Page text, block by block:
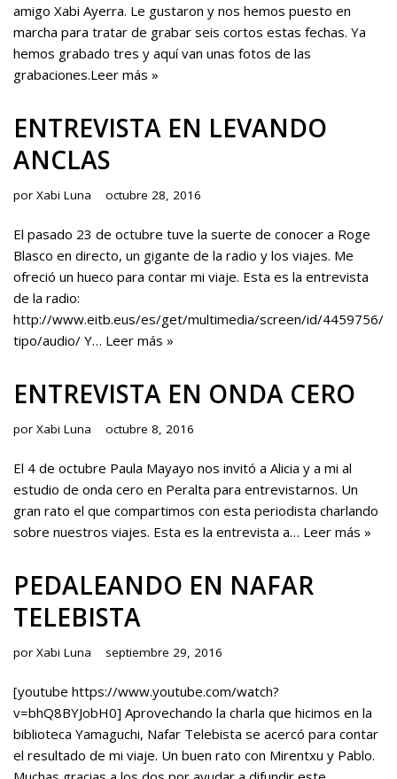
amigo Xabi Ayerra. Le gustaron y nos hemos puesto en
marcha para tratar de grabar seis cortos estas fechas. Ya
hemos grabado tres y aquí van unas fotos de las
grabaciones.Leer más »
ENTREVISTA EN LEVANDO
ANCLAS
por Xabi Luna octubre 28, 2016
El pasado 23 de octubre tuve la suerte de conocer a Roge
Blasco en directo, un gigante de la radio y los viajes. Me
ofreció un hueco para contar mi viaje. Esta es la entrevista
de la radio:
http://www.eitb.eus/es/get/multimedia/screen/id/4459756/
tipo/audio/ Y… Leer más »
ENTREVISTA EN ONDA CERO
por Xabi Luna octubre 8, 2016
El 4 de octubre Paula Mayayo nos invitó a Alicia y a mi al
estudio de onda cero en Peralta para entrevistarnos. Un
gran rato el que compartimos con esta periodista charlando
sobre nuestros viajes. Esta es la entrevista a… Leer más »
PEDALEANDO EN NAFAR
TELEBISTA
por Xabi Luna septiembre 29, 2016
[youtube https://www.youtube.com/watch?
v=bhQ8BYJobH0] Aprovechando la charla que hicimos en la
biblioteca Yamaguchi, Nafar Telebista se acercó para contar
el resultado de mi viaje. Un buen rato con Mirentxu y Pablo.